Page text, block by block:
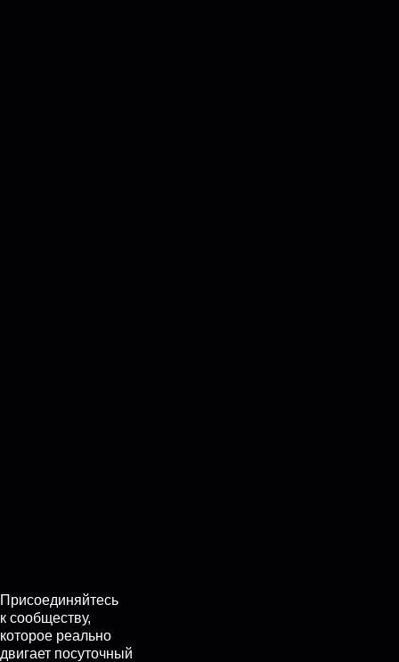
Присоединяйтесь
к сообществу,
которое реально
двигает посуточный